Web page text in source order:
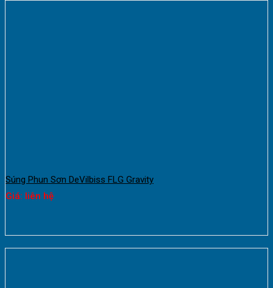
Súng Phun Sơn DeVilbiss FLG Gravity
Giá: liên hệ